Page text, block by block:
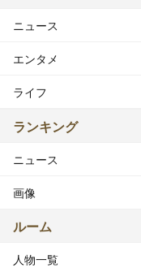
ニュース
エンタメ
ライフ
ランキング
ニュース
画像
ルーム
人物一覧